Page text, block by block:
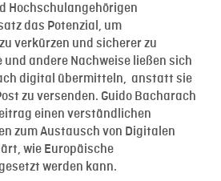
Hochschulangehörigen
das Potenzial, um
verkürzen und sicherer zu
andere Nachweise ließen sich
digital übermitteln, anstatt sie
zu versenden. Guido Bacharach
einen verständlichen
zum Austausch von Digitalen
wie Europäische
werden kann.